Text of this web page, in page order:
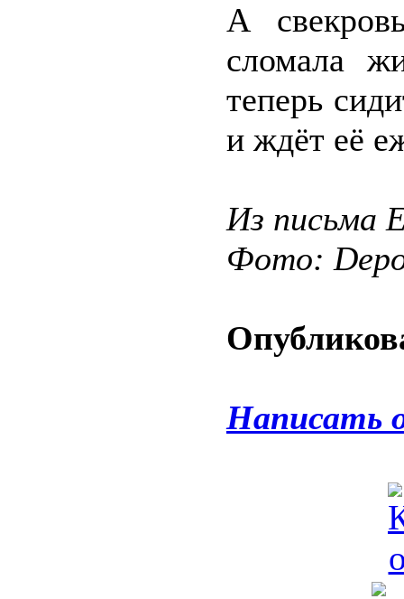
А
сломала
теперь
и ждёт её
Из письма
Фото:
Написать